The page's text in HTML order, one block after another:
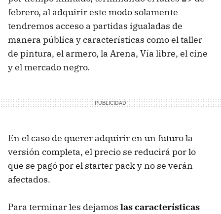
febrero, al adquirir este modo solamente
tendremos acceso a partidas igualadas de
manera pública y características como el taller
de pintura, el armero, la Arena, Vía libre, el cine
y el mercado negro.
En el caso de querer adquirir en un futuro la
versión completa, el precio se reducirá por lo
que se pagó por el starter pack y no se verán
afectados.
Para terminar les dejamos las características